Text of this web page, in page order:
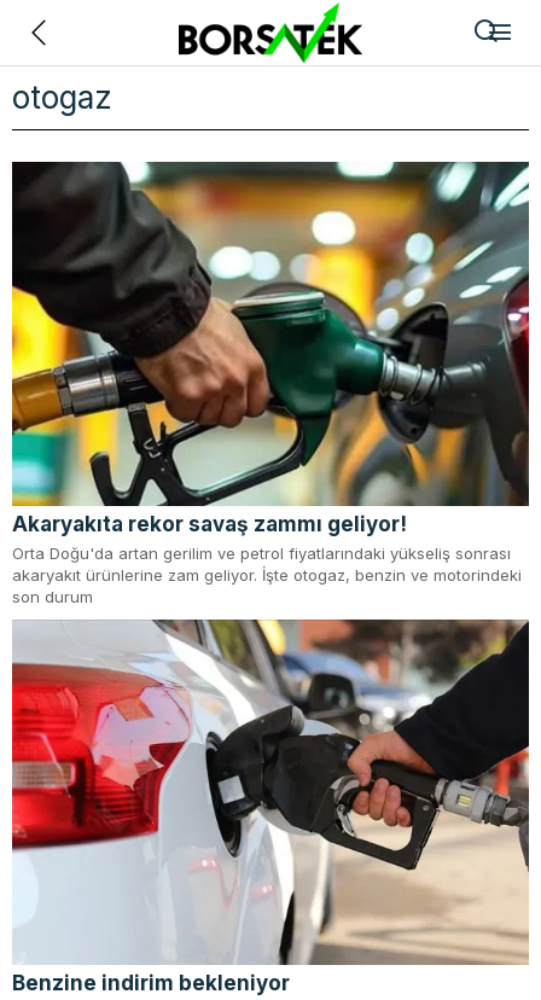
otogaz
Akaryakıta rekor savaş zammı geliyor!
Orta Doğu'da artan gerilim ve petrol fiyatlarındaki yükseliş sonrası
akaryakıt ürünlerine zam geliyor. İşte otogaz, benzin ve motorindeki
son durum
Benzine indirim bekleniyor